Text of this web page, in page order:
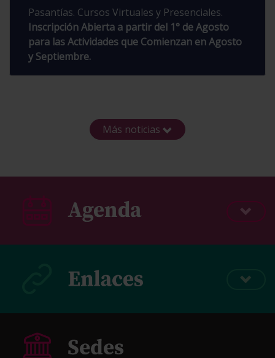
Pasantías. Cursos Virtuales y Presenciales.
Inscripción Abierta a partir del 1° de Agosto
para las Actividades que Comienzan en Agosto
y Septiembre.
Más noticias